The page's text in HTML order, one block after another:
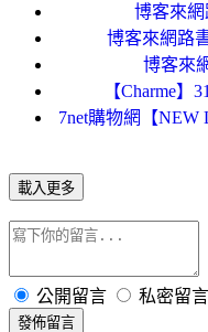
博客來
博客來網路
博客來
【Charme
7net購物網【NEW
載入更多
公開留言 私密留言
發佈留言